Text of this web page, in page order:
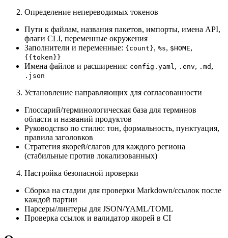
Определение непереводимых токенов
Пути к файлам, названия пакетов, импорты, имена API,
флаги CLI, переменные окружения
Заполнители и переменные: {count}, %s, $HOME,
{{token}}
Имена файлов и расширения: config.yaml, .env, .md ,
.json
Установление направляющих для согласованности
Глоссарий/терминологическая база для терминов
области и названий продуктов
Руководство по стилю: тон, формальность, пунктуация,
правила заголовков
Стратегия якорей/слагов для каждого региона
(стабильные против локализованных)
Настройка безопасной проверки
Сборка на стадии для проверки Markdown/ссылок после
каждой партии
Парсеры/линтеры для JSON/YAML/TOML
Проверка ссылок и валидатор якорей в CI